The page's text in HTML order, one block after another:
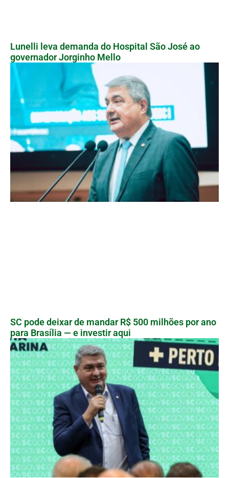
Lunelli leva demanda do Hospital São José ao
governador Jorginho Mello
SC pode deixar de mandar R$ 500 milhões por ano
para Brasília — e investir aqui